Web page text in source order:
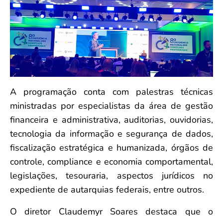
A programação conta com palestras técnicas
ministradas por especialistas da área de gestão
financeira e administrativa, auditorias, ouvidorias,
tecnologia da informação e segurança de dados,
fiscalização estratégica e humanizada, órgãos de
controle, compliance e economia comportamental,
legislações, tesouraria, aspectos jurídicos no
expediente de autarquias federais, entre outros.
O diretor Claudemyr Soares destaca que o